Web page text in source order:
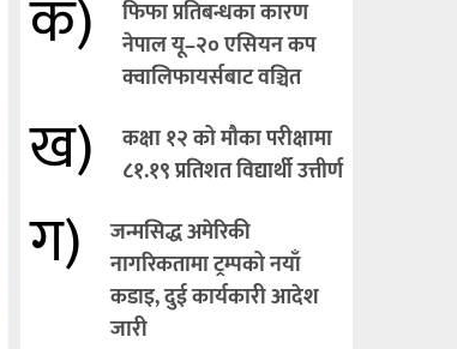
क)
फिफा प्रतिबन्धका कारण
नेपाल यू–२० एसियन कप
क्वालिफायर्सबाट वञ्चित
ख)
कक्षा १२ को मौका परीक्षामा
८१.१९ प्रतिशत विद्यार्थी उत्तीर्ण
ग)
जन्मसिद्ध अमेरिकी
नागरिकतामा ट्रम्पको नयाँ
कडाइ, दुई कार्यकारी आदेश
जारी